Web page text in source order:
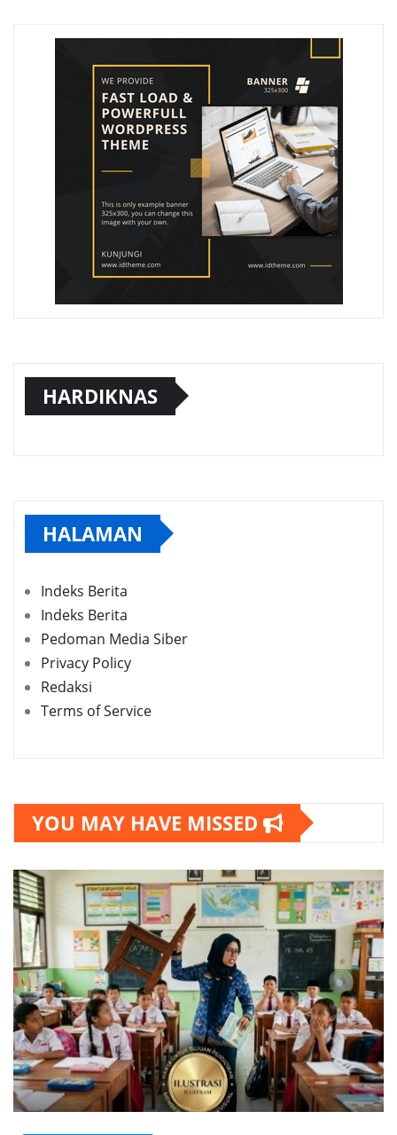
HARDIKNAS
HALAMAN
Indeks Berita
Indeks Berita
Pedoman Media Siber
Privacy Policy
Redaksi
Terms of Service
YOU MAY HAVE MISSED